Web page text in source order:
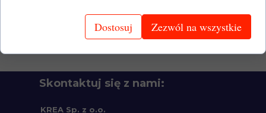
Czym są ceratki PTFE? Jakie mają właściwości?
Skontaktuj się z nami:
KREA Sp. z o.o.
Dostosuj Zezwól na wszystkie